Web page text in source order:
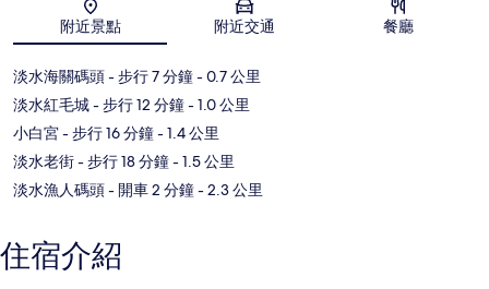
地圖
附近景點 附近交通 餐廳
淡水海關碼頭- 步行 7 分鐘- 0.7 公里
淡水紅毛城- 步行 12 分鐘- 1.0 公里
小白宮- 步行 16 分鐘- 1.4 公里
淡水老街- 步行 18 分鐘- 1.5 公里
淡水漁人碼頭- 開車 2 分鐘- 2.3 公里
住宿介紹